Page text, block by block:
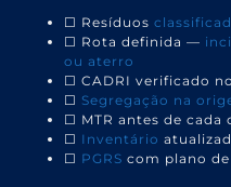
☐ Resíduos
☐ Rota definida —
ou aterro
☐ CADRI verificado no
☐ Segregação na
☐ MTR antes de cada
☐ Inventário
☐ PGRS com plano